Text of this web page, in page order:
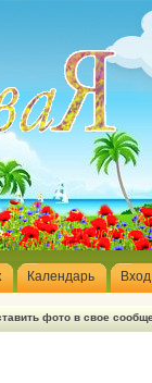
Календарь Вход
фото в свое